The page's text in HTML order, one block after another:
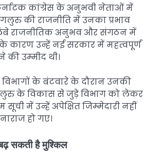
कर्नाटक कांग्रेस के अनुभवी नेताओं में
की राजनीति में उनका प्रभाव
लंबे राजनीतिक अनुभव और संगठन में
कारण उन्हें नई सरकार में महत्वपूर्ण
की उम्मीद थी।
विभागों के बंटवारे के दौरान उनकी
के विकास से जुड़े विभाग को लेकर
सूची में उन्हें अपेक्षित जिम्मेदारी नहीं
हो गए।
सकती है मुश्किल